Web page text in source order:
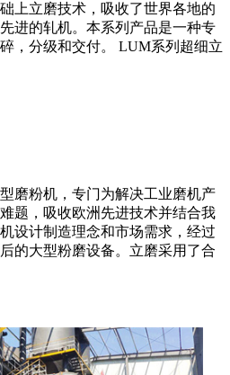
上立磨技术，吸收了世界各地的
进的轧机。本系列产品是一种专
，分级和交付。 LUM系列超细立
磨粉机，专门为解决工业磨机产
题，吸收欧洲先进技术并结合我
设计制造理念和市场需求，经过
的大型粉磨设备。立磨采用了合